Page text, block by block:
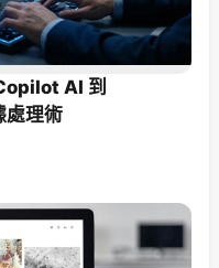
AI 到
處理術